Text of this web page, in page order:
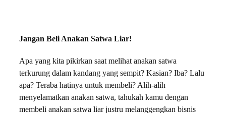
Jangan Beli Anakan Satwa Liar!
Apa yang kita pikirkan saat melihat anakan satwa
terkurung dalam kandang yang sempit? Kasian? Iba? Lalu
apa? Teraba hatinya untuk membeli? Alih-alih
menyelamatkan anakan satwa, tahukah kamu dengan
membeli anakan satwa liar justru melanggengkan bisnis